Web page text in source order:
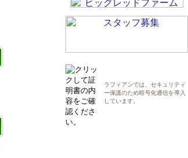
ラフィアンでは、セキュリティ
ー保護のため暗号化通信を導入
しています。